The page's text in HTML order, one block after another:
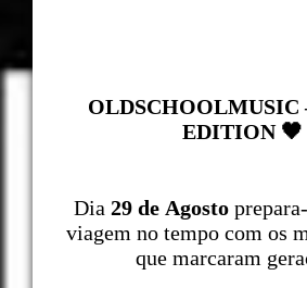
OLDSCHOOLMUSIC
EDITION 🖤
Dia29 de Agosto
viagem no tempo com os
que marcaram